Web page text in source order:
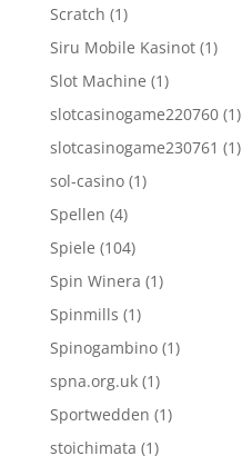
Scratch (1)
Siru Mobile Kasinot(1)
Slot Machine (1)
slotcasinogame220760(1)
slotcasinogame230761 (1)
sol-casino(1)
Spellen (4)
Spiele (104)
Spin Winera (1)
Spinmills (1)
Spinogambino(1)
spna.org.uk(1)
Sportwedden (1)
stoichimata (1)